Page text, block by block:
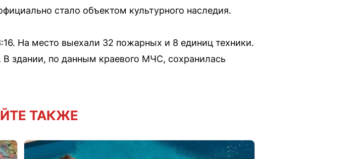
стало объектом культурного наследия.
На место выехали 32 пожарных и 8 единиц техники.
В здании, по данным краевого МЧС, сохранилась
ТАКЖЕ